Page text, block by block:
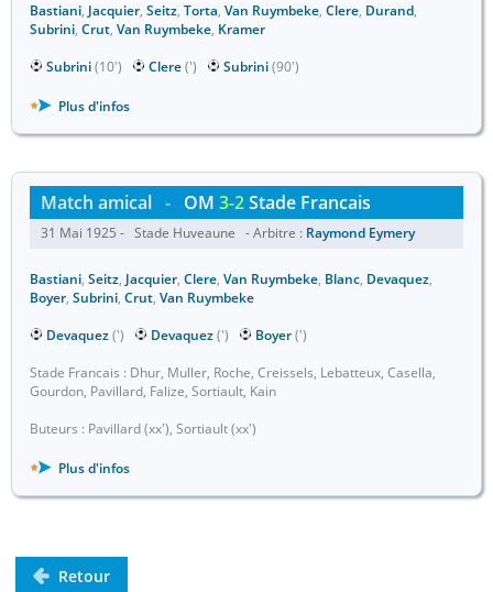
Bastiani, Jacquier, Seitz, Torta, Van Ruymbeke, Clere, Durand,
Subrini, Crut, Van Ruymbeke, Kramer
Subrini(10') Clere(') Subrini(90')
Plus d'infos
Match amical - OM 3-2Stade Francais
31 Mai 1925 - Stade Huveaune - Arbitre : Raymond Eymery
Bastiani, Seitz, Jacquier, Clere, Van Ruymbeke, Blanc, Devaquez,
Boyer, Subrini, Crut, Van Ruymbeke
Devaquez(') Devaquez(') Boyer(')
Stade Francais : Dhur, Muller, Roche, Creissels, Lebatteux, Casella,
Gourdon, Pavillard, Falize, Sortiault, Kain
Buteurs : Pavillard (xx'), Sortiault (xx')
Plus d'infos
Retour